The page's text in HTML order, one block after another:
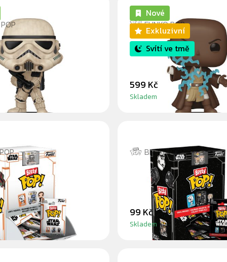
FUNKO POP
MACE WINDU GLOW
Nové
Exkluzivní
Svítí ve tmě
599 Kč
Skladem
BITTY POP
BITTY POP
MYSTERY BITTY
WARS
99 Kč
Skladem